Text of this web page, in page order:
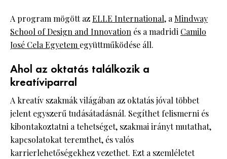
A program mögött azELLE International, aMindway
School of Design and Innovation és a madridi Camilo
José Cela Egyetem együttműködése áll.
Ahol az oktatás találkozik a
kreatíviparral
A kreatív szakmák világában az oktatás jóval többet
jelent egyszerű tudásátadásnál. Segíthet felismerni és
kibontakoztatni a tehetséget, szakmai irányt mutathat,
kapcsolatokat teremthet, és valós
karrierlehetőségekhez vezethet. Ezt a szemléletet